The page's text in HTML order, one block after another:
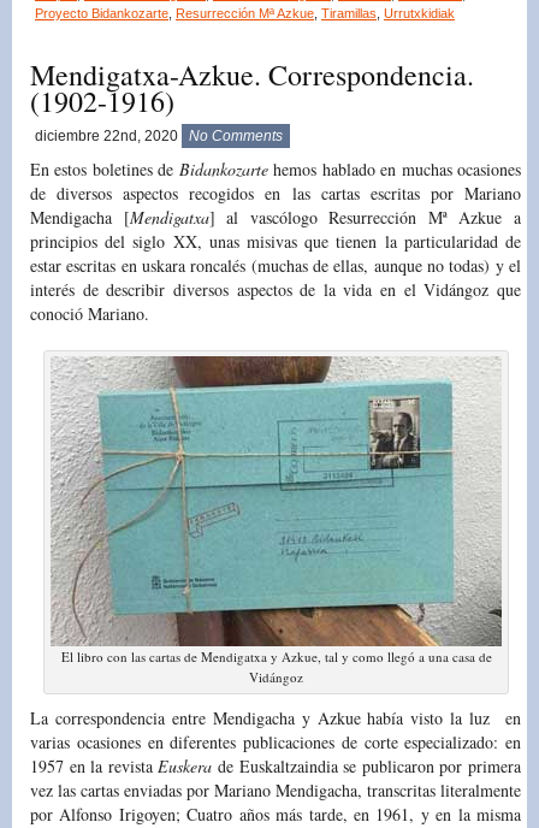
Proyecto Bidankozarte Resurrección Mª Azkue Tiramillas Urrutxkidiak
Mendigatxa-Azkue. Correspondencia.
(1902-1916)
diciembre 22nd, 2020 No Comments
En estos boletines de Bidankozartehemos hablado en muchas ocasiones
de diversos aspectos recogidos en las cartas escritas por Mariano
Mendigacha [Mendigatxa] al vascólogo Resurrección Mª Azkue a
principios del siglo XX, unas misivas que tienen la particularidad de
estar escritas en uskara roncalés (muchas de ellas, aunque no todas) y el
interés de describir diversos aspectos de la vida en el Vidángoz que
conoció Mariano.
El libro con las cartas de Mendigatxa y Azkue, tal y como llegó a una casa de
Vidángoz
La correspondencia entre Mendigacha y Azkue había visto la luz en
varias ocasiones en diferentes publicaciones de corte especializado: en
1957 en la revistaEuskera de Euskaltzaindia se publicaron por primera
vez las cartas enviadas por Mariano Mendigacha, transcritas literalmente
por Alfonso Irigoyen; Cuatro años más tarde, en 1961, y en la misma